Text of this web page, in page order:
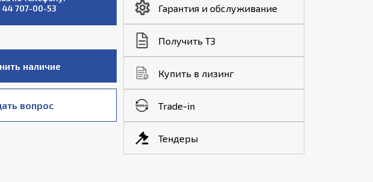
44 707-00-53
наличие
вопрос
Гарантия и обслуживание
Получить ТЗ
Купить в лизинг
Trade-in
Тендеры